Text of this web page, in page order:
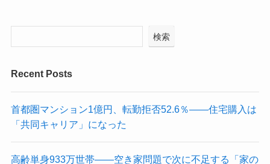
検索
Recent Posts
首都圏マンション1億円、転勤拒否52.6％——住宅購入は
「共同キャリア」になった
高齢単身933万世帯——空き家問題で次に不足する「家の